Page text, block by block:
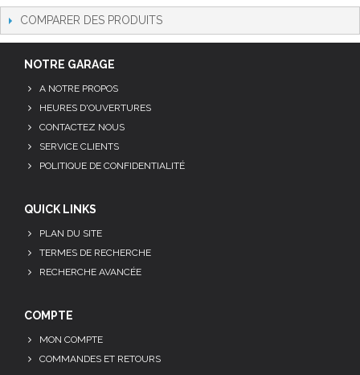
COMPARER DES PRODUITS
NOTRE GARAGE
A NOTRE PROPOS
HEURES D'OUVERTURES
CONTACTEZ NOUS
SERVICE CLIENTS
POLITIQUE DE CONFIDENTIALITÉ
QUICK LINKS
PLAN DU SITE
TERMES DE RECHERCHE
RECHERCHE AVANCÉE
COMPTE
MON COMPTE
COMMANDES ET RETOURS